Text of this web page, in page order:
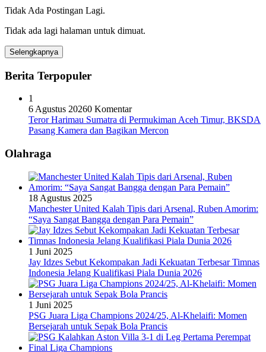
Tidak Ada Postingan Lagi.
Tidak ada lagi halaman untuk dimuat.
Selengkapnya
Berita Terpopuler
1
6 Agustus 20260 Komentar
Teror Harimau Sumatra di Permukiman Aceh Timur, BKSDA
Pasang Kamera dan Bagikan Mercon
Olahraga
18 Agustus 2025
Manchester United Kalah Tipis dari Arsenal, Ruben Amorim:
“Saya Sangat Bangga dengan Para Pemain”
1 Juni 2025
Jay Idzes Sebut Kekompakan Jadi Kekuatan Terbesar Timnas
Indonesia Jelang Kualifikasi Piala Dunia 2026
1 Juni 2025
PSG Juara Liga Champions 2024/25, Al-Khelaifi: Momen
Bersejarah untuk Sepak Bola Prancis